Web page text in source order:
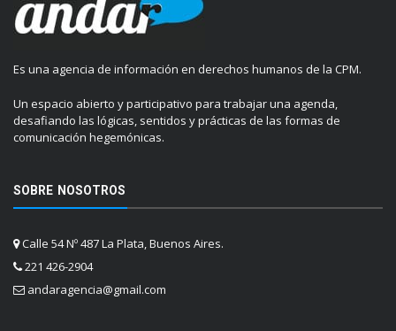
Es una agencia de información en derechos humanos de la CPM.
Un espacio abierto y participativo para trabajar una agenda,
desafiando las lógicas, sentidos y prácticas de las formas de
comunicación hegemónicas.
SOBRE NOSOTROS
Calle 54 Nº 487 La Plata, Buenos Aires.
221 426-2904
andaragencia@gmail.com